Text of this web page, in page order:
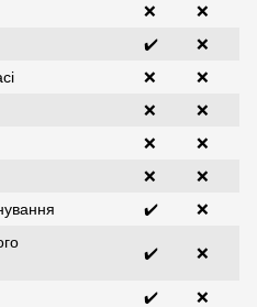
❌
❌
✔️
❌
❌
❌
❌
❌
❌
❌
❌
❌
✔️
❌
✔️ ❌
✔️
❌